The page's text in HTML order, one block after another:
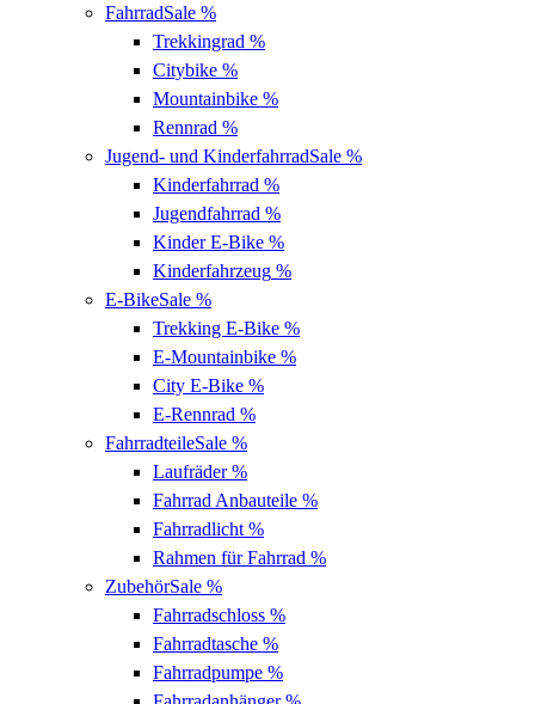
FahrradSale %
Trekkingrad %
Citybike %
Mountainbike %
Rennrad %
Jugend- und KinderfahrradSale %
Kinderfahrrad %
Jugendfahrrad %
Kinder E-Bike %
Kinderfahrzeug %
E-BikeSale %
Trekking E-Bike %
E-Mountainbike %
City E-Bike %
E-Rennrad %
FahrradteileSale %
Laufräder%
Fahrrad Anbauteile %
Fahrradlicht %
Rahmen für Fahrrad %
ZubehörSale %
Fahrradschloss %
Fahrradtasche %
Fahrradpumpe %